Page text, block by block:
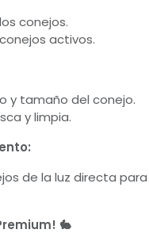
conejos.
activos.
y tamaño del conejo.
y limpia.
de la luz directa para
🐇